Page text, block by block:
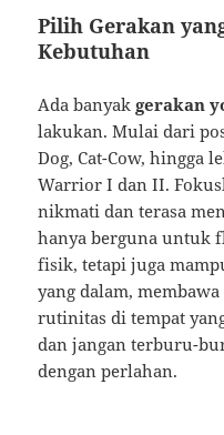
Pilih Gerakan
Kebutuhan
Ada banyakgerakan
lakukan. Mulai dari
Dog, Cat-Cow, hingga
Warrior I dan II.
nikmati dan terasa
hanya berguna untuk
fisik, tetapi juga
yang dalam,
rutinitas di tempat
dan jangan terburu-
dengan perlahan.